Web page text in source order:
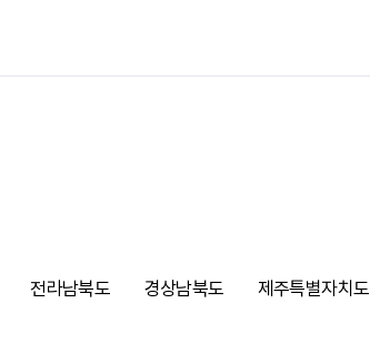
전라남북도 경상남북도 제주특별자치도